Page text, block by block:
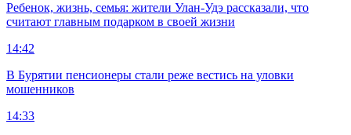
Ребенок, жизнь, семья: жители Улан-Удэ рассказали, что
считают главным подарком в своей жизни
14:42
В Бурятии пенсионеры стали реже вестись на уловки
мошенников
14:33